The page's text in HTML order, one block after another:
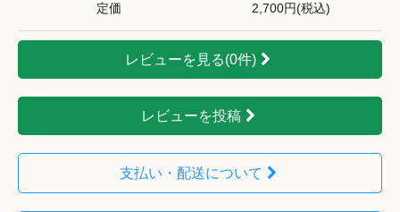
定価 2,700円(税込)
レビューを見る(0件)
レビューを投稿
支払い・配送について